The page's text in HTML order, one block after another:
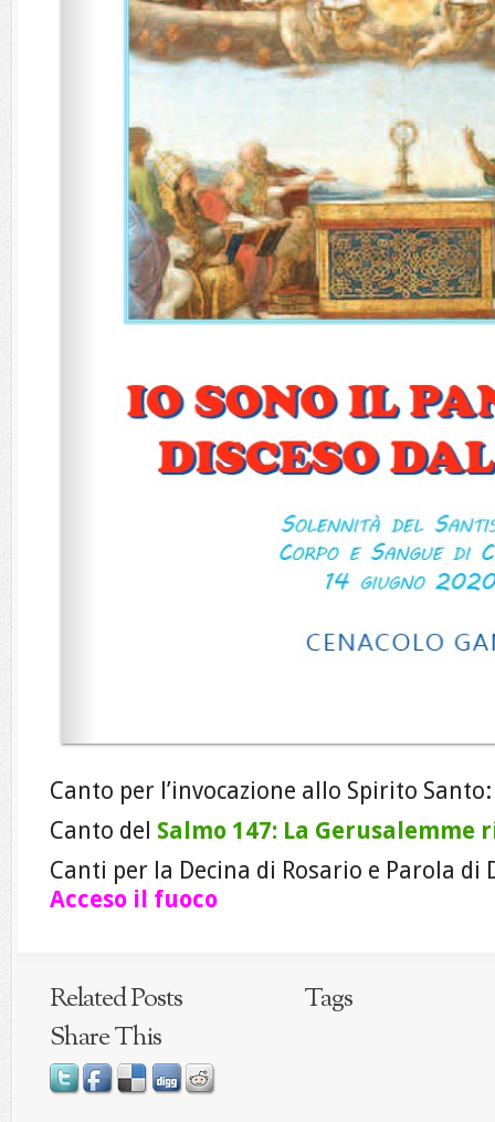
Canto per l’invocazione allo Spirito
Canto del Salmo 147: La
Canti per la Decina di Rosario e Parola di
Acceso il fuoco
Related Posts
Tags
Share This